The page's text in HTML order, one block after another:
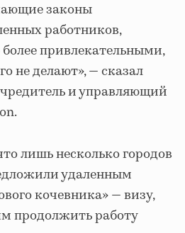
законы
работников,
более привлекательными,
не делают», — сказал
и управляющий
лишь несколько городов
удаленным
кочевника» — визу,
продолжить работу